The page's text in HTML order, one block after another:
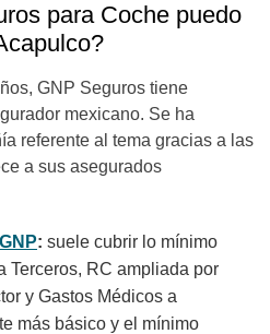
para Coche puedo
GNP Seguros tiene
mexicano. Se ha
referente al tema gracias a las
a sus asegurados
: suele cubrir lo mínimo
Terceros, RC ampliada por
y Gastos Médicos a
más básico y el mínimo